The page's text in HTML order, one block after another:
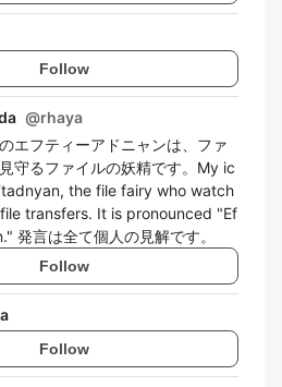
Follow
@rhaya
エフティーアドニャンは、ファ
守るファイルの妖精です。My ic
the file fairy who watch
transfers. It is pronounced "Ef
発言は全て個人の見解です。
Follow
Follow